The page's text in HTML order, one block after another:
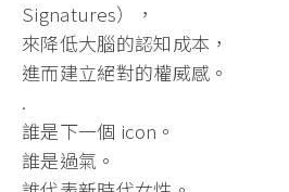
Signatures），
來降低大腦的認知成本，
進而建立絕對的權威感。
.
誰是下一個 icon。
誰是過氣。